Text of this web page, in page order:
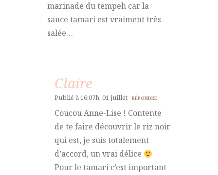
marinade du tempeh car la
sauce tamari est vraiment très
salée…
Claire
Publié à 16:07h, 01 juillet RÉPONDRE
Coucou Anne-Lise ! Contente
de te faire découvrir le riz noir
qui est, je suis totalement
d’accord, un vrai délice
Pour le tamari c’est important